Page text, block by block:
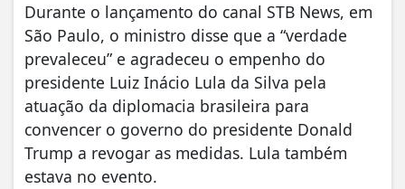
Durante o lançamento do canal STB News, em
São Paulo, o ministro disse que a “verdade
prevaleceu” e agradeceu o empenho do
presidente Luiz Inácio Lula da Silva pela
atuação da diplomacia brasileira para
convencer o governo do presidente Donald
Trump a revogar as medidas. Lula também
estava no evento.